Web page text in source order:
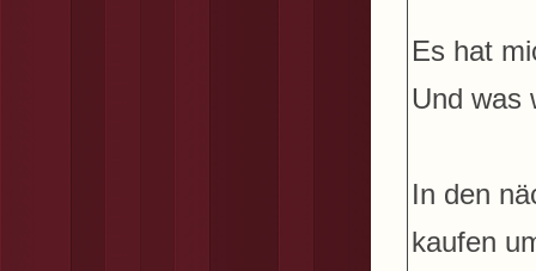
Es hat
Und was
In den
kaufen